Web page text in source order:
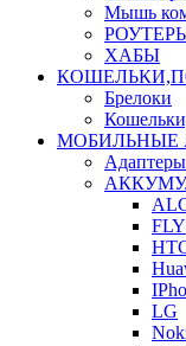
Мышь
ХАБЫ
Брелоки
МОБИЛЬНЫЕ
FLY
LG